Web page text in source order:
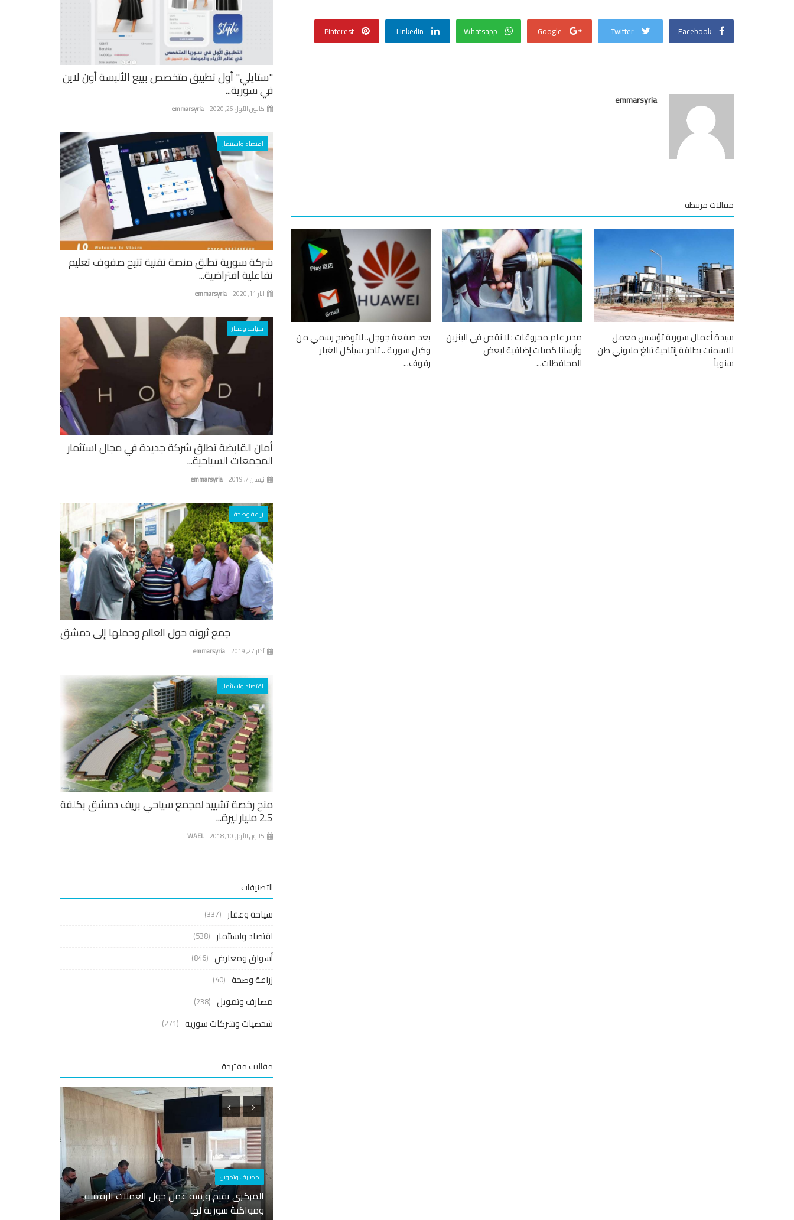
Facebook
Twitter
Google
Whatsapp
Linkedin
Pinterest
emmarsyria
مقالات مرتبطة
سيدة أعمال سورية تؤسس معمل
للاسمنت بطاقة إنتاجية تبلغ مليوني طن
سنوياً
مدير عام محروقات : لا نقص في البنزين
وأرسلنا كميات إضافية لبعض
المحافظات...
بعد صفعة جوجل.. لاتوضيح رسمي من
وكيل سورية .. تاجر: سيأكل الغبار
رفوف...
"ستايلي" أول تطبيق متخصص ببيع الألبسة أون لاين
في سورية...
emmarsyria كانون الأول 26, 2020
اقتصاد واستثمار
شركة سورية تطلق منصة تقنية تتيح صفوف تعليم
تفاعلية افتراضية...
emmarsyria ايار 11, 2020
سياحة وعقار
أمان القابضة تطلق شركة جديدة في مجال استثمار
المجمعات السياحية...
emmarsyria نيسان 7, 2019
زراعة وصحة
جمع ثروته حول العالم وحملها إلى دمشق
emmarsyria آذار 27, 2019
اقتصاد واستثمار
منح رخصة تشييد لمجمع سياحي بريف دمشق بكلفة
2.5 مليار ليرة...
WAEL كانون الأول 10, 2018
التصنيفات
سياحة وعقار (337)
اقتصاد واستثمار (538)
أسواق ومعارض (846)
زراعة وصحة (40)
مصارف وتمويل (238)
شخصيات وشركات سورية (271)
مقالات مقترحة
سياحة وعقار
بينهم رجل أعمال كويتي .. الاعلان عن ابرز
المساهمين في أكبر شركة عقارية...